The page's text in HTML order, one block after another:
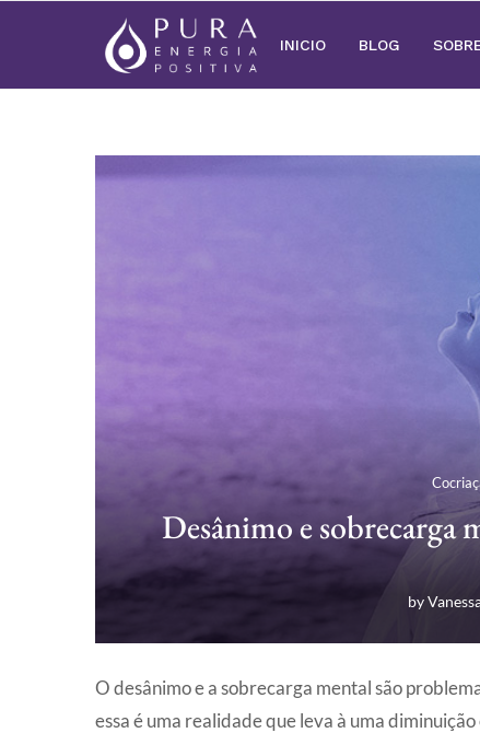
INICIO BLOG
Desânimo e sobrecarga
by
O desânimo e a sobrecarga mental são
essa é uma realidade que leva à uma